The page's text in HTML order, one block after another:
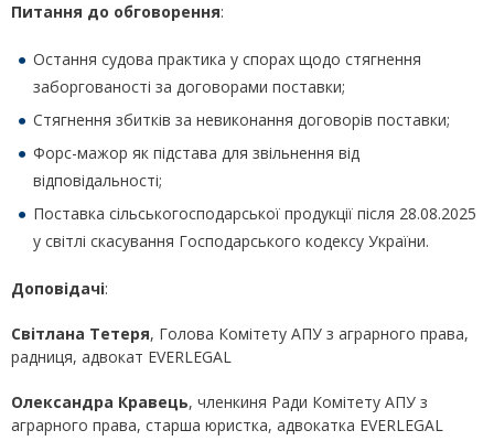
Питання до обговорення:
Остання судова практика у спорах щодо стягнення
заборгованості за договорами поставки;
Стягнення збитків за невиконання договорів поставки;
Форс-мажор як підстава для звільнення від
відповідальності;
Поставка сільськогосподарської продукції після 28.08.2025
у світлі скасування Господарського кодексу України.
Доповідачі:
Світлана Тетеря, Голова Комітету АПУ з аграрного права,
радниця, адвокат EVERLEGAL
Олександра Кравець, членкиня Ради Комітету АПУ з
аграрного права, старша юристка, адвокатка EVERLEGAL